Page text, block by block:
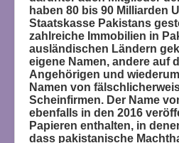
haben 80 bis 90 Milliarden
Staatskasse Pakistans
zahlreiche Immobilien in
ausländischen Ländern
eigene Namen, andere auf
Angehörigen und
Namen von
Scheinfirmen. Der Name
ebenfalls in den 2016
Papieren enthalten, in
dass pakistanische